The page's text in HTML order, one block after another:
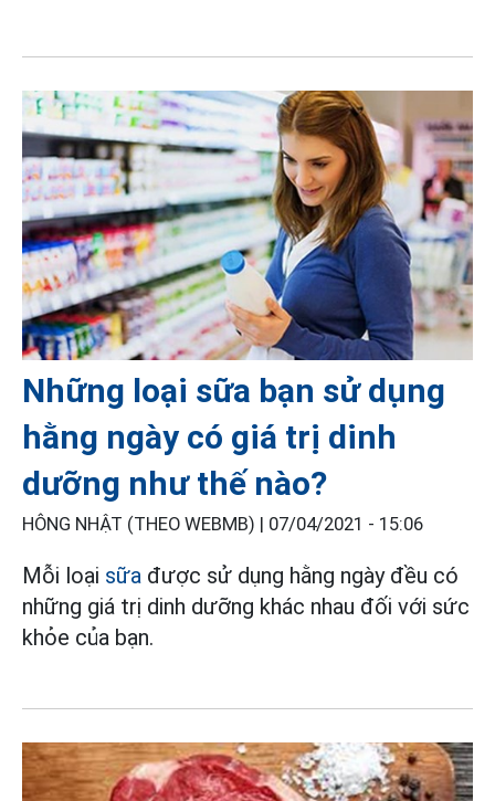
Những loại sữa bạn sử dụng
hằng ngày có giá trị dinh
dưỡng như thế nào?
HÔNG NHẬT (THEO WEBMB) | 07/04/2021 - 15:06
Mỗi loại sữa được sử dụng hằng ngày đều có
những giá trị dinh dưỡng khác nhau đối với sức
khỏe của bạn.